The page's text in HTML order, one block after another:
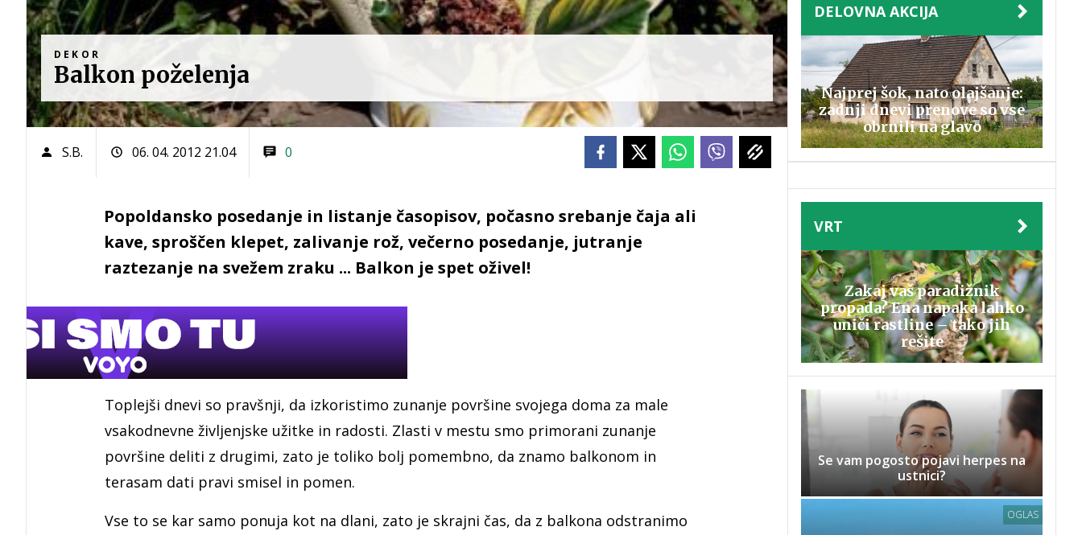
DEKOR
Balkon poželenja
S.B. 06. 04. 2012 21.04 0
Popoldansko posedanje in listanje časopisov, počasno srebanje čaja ali
kave, sproščen klepet, zalivanje rož, večerno posedanje, jutranje
raztezanje na svežem zraku ... Balkon je spet oživel!
Toplejši dnevi so pravšnji, da izkoristimo zunanje površine svojega doma za male
vsakodnevne življenjske užitke in radosti. Zlasti v mestu smo primorani zunanje
površine deliti z drugimi, zato je toliko bolj pomembno, da znamo balkonom in
terasam dati pravi smisel in pomen.
Vse to se kar samo ponuja kot na dlani, zato je skrajni čas, da z balkona odstranimo
DELOVNA AKCIJA
Najprej šok, nato olajšanje:
zadnji dnevi prenove so vse
obrnili na glavo
VRT
Zakaj vaš paradižnik
propada? Ena napaka lahko
uniči rastline – tako jih
rešite
Se vam pogosto pojavi herpes na
ustnici?
OGLAS